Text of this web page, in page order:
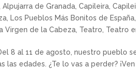
Alpujarra de Granada,Capileira,
, Los Pueblos Más Bonitos de España,
Virgen de la Cabeza, Teatro, Teatro
8 al 11 de agosto, nuestro pueblo
las edades. ¿Te lo vas a perder?